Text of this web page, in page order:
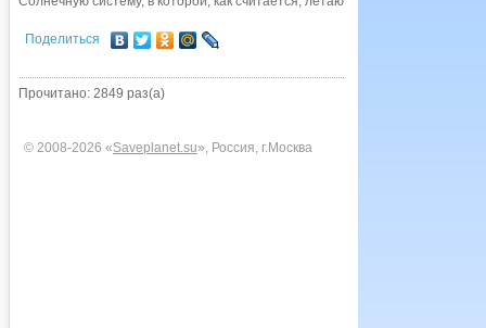
Поделиться
Прочитано: 2849 раз(а)
© 2008-2026 «Saveplanet.su», Россия, г.Москва